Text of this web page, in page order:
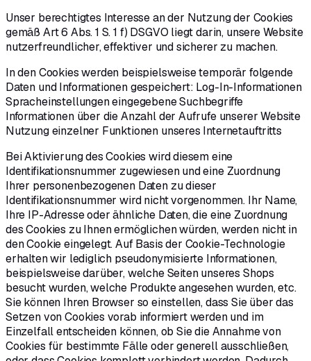
Unser berechtigtes Interesse an der Nutzung der Cookies
gemäß Art 6 Abs. 1 S. 1 f) DSGVO liegt darin, unsere Website
nutzerfreundlicher, effektiver und sicherer zu machen.
In den Cookies werden beispielsweise temporär folgende
Daten und Informationen gespeichert: Log-In-Informationen
Spracheinstellungen eingegebene Suchbegriffe
Informationen über die Anzahl der Aufrufe unserer Website
Nutzung einzelner Funktionen unseres Internetauftritts
Bei Aktivierung des Cookies wird diesem eine
Identifikationsnummer zugewiesen und eine Zuordnung
Ihrer personenbezogenen Daten zu dieser
Identifikationsnummer wird nicht vorgenommen. Ihr Name,
Ihre IP-Adresse oder ähnliche Daten, die eine Zuordnung
des Cookies zu Ihnen ermöglichen würden, werden nicht in
den Cookie eingelegt. Auf Basis der Cookie-Technologie
erhalten wir lediglich pseudonymisierte Informationen,
beispielsweise darüber, welche Seiten unseres Shops
besucht wurden, welche Produkte angesehen wurden, etc.
Sie können Ihren Browser so einstellen, dass Sie über das
Setzen von Cookies vorab informiert werden und im
Einzelfall entscheiden können, ob Sie die Annahme von
Cookies für bestimmte Fälle oder generell ausschließen,